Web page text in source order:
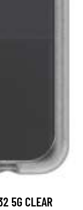
5G CLEAR